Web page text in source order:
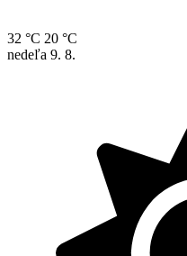
32 °C 20 °C
nedeľa 9. 8.